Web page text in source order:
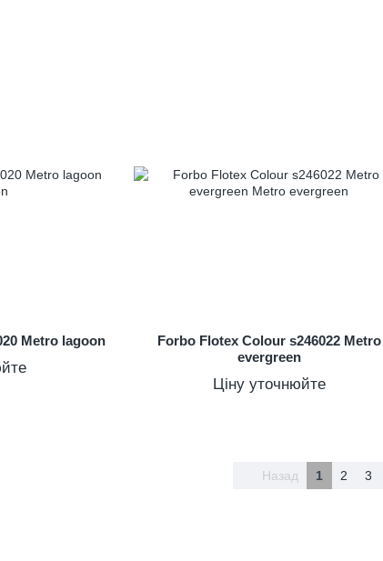
Metro lagoon
Forbo Flotex Colour s246022 Metro
evergreen
Ціну уточнюйте
Назад 1 2 3